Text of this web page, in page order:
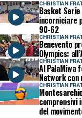
CHRISTIAN
Basket
incorniciare
90-62
CHRISTIAN
Benevento
Olympics:
CHRISTIAN
Al PalaMiwa
Network
CHRISTIAN
comprensivi
del